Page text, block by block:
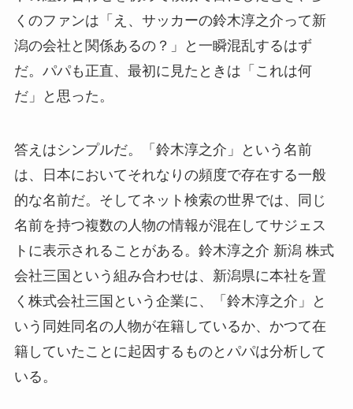
くのファンは「え、サッカーの鈴木淳之介って新
潟の会社と関係あるの？」と一瞬混乱するはず
だ。パパも正直、最初に見たときは「これは何
だ」と思った。
答えはシンプルだ。「鈴木淳之介」という名前
は、日本においてそれなりの頻度で存在する一般
的な名前だ。そしてネット検索の世界では、同じ
名前を持つ複数の人物の情報が混在してサジェス
トに表示されることがある。鈴木淳之介 新潟 株式
会社三国という組み合わせは、新潟県に本社を置
く株式会社三国という企業に、「鈴木淳之介」と
いう同姓同名の人物が在籍しているか、かつて在
籍していたことに起因するものとパパは分析して
いる。